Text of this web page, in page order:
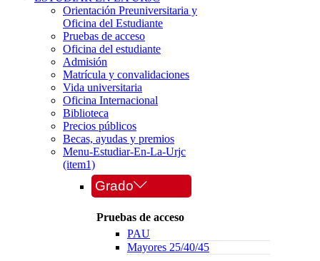
Orientación Preuniversitaria y
Oficina del Estudiante
Pruebas de acceso
Oficina del estudiante
Admisión
Matrícula y convalidaciones
Vida universitaria
Oficina Internacional
Biblioteca
Precios públicos
Becas, ayudas y premios
Menu-Estudiar-En-La-Urjc
(item1)
Grado
Pruebas de acceso
PAU
Mayores 25/40/45